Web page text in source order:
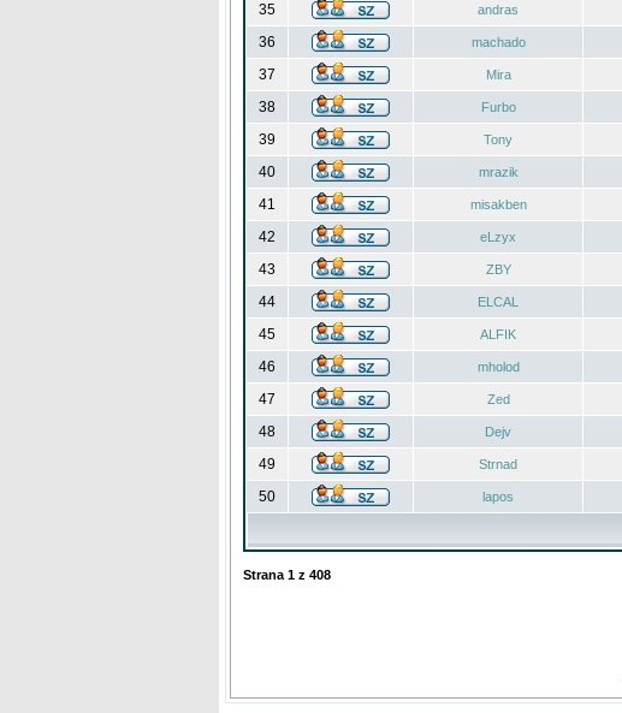
35
andras
36
machado
37
Mira
38
Furbo
39
Tony
40
mrazik
41
misakben
42
eLzyx
43
ZBY
44
ELCAL
45
ALFIK
46
mholod
47
Zed
48
Dejv
49
Strnad
50
lapos
Strana 1 z 408